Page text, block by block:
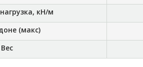
кН/м
(макс)
Вес